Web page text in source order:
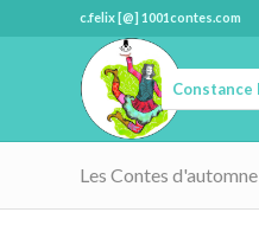
c.felix [@] 1001contes.com
Constance
Les Contes